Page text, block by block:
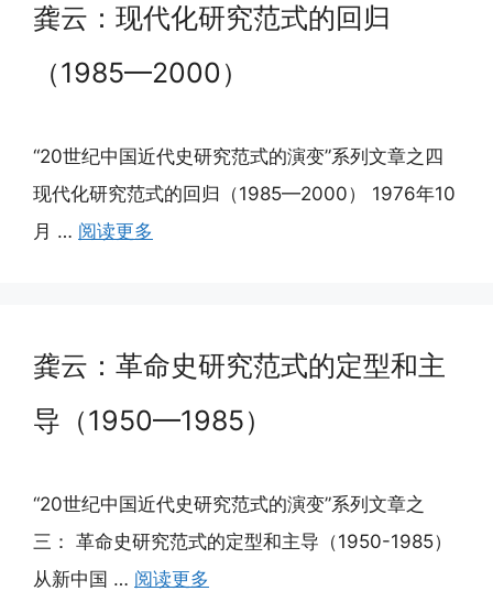
龚云：现代化研究范式的回归
（1985—2000）
“20世纪中国近代史研究范式的演变”系列文章之四
现代化研究范式的回归（1985—2000） 1976年10
月 … 阅读更多
龚云：革命史研究范式的定型和主
导（1950—1985）
“20世纪中国近代史研究范式的演变”系列文章之
三： 革命史研究范式的定型和主导（1950-1985）
从新中国 … 阅读更多